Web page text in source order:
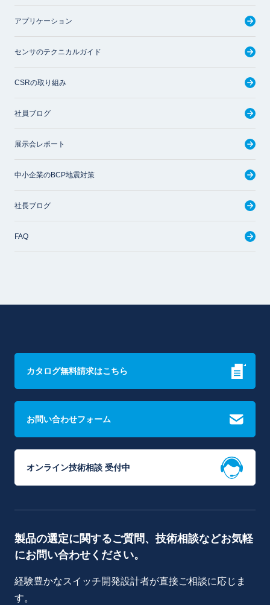
アプリケーション
センサのテクニカルガイド
CSRの取り組み
社員ブログ
展示会レポート
中小企業のBCP地震対策
社長ブログ
FAQ
カタログ無料請求はこちら
お問い合わせフォーム
オンライン技術相談 受付中
製品の選定に関するご質問、技術相談などお気軽
にお問い合わせください。
経験豊かなスイッチ開発設計者が直接ご相談に応じま
す。